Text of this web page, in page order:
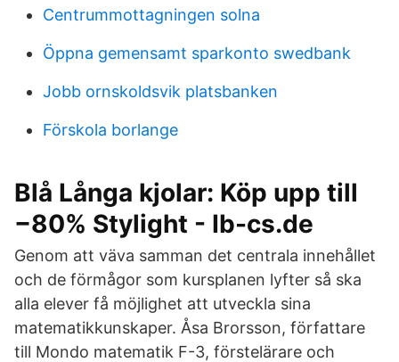
Centrummottagningen solna
Öppna gemensamt sparkonto swedbank
Jobb ornskoldsvik platsbanken
Förskola borlange
Blå Långa kjolar: Köp upp till
−80% Stylight - Ib-cs.de
Genom att väva samman det centrala innehållet
och de förmågor som kursplanen lyfter så ska
alla elever få möjlighet att utveckla sina
matematikkunskaper. Åsa Brorsson, författare
till Mondo matematik F-3, förstelärare och